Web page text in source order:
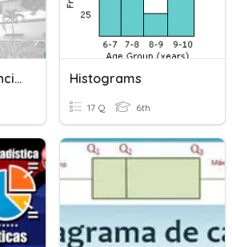
Tablas De Frecuencia E Histogramas Histograms
17 Q 6th